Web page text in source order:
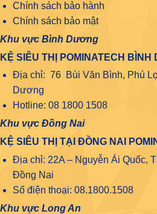
Chính sách bảo hành
Chính sách bảo mật
Khu vực Bình Dương
KỆ SIÊU THỊ POMINATECH BÌNH
Địa chỉ: 76 Bùi Văn Bình, Phú
Dương
Hotline: 08 1800 1508
Khu vực Đồng Nai
KỆ SIÊU THỊ TẠI ĐỒNG NAI
Địa chỉ: 22A – Nguyễn Ái Quốc,
Đồng Nai
Số điện thoại: 08.1800.1508
Khu vực Long An